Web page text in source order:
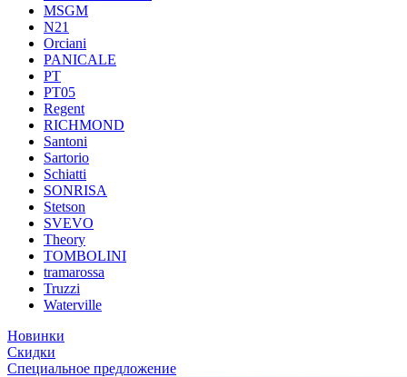
MSGM
N21
Orciani
PANICALE
PT
PT05
Regent
RICHMOND
Santoni
Sartorio
Schiatti
SONRISA
Stetson
SVEVO
Theory
TOMBOLINI
tramarossa
Truzzi
Waterville
Новинки
Скидки
Специальное предложение